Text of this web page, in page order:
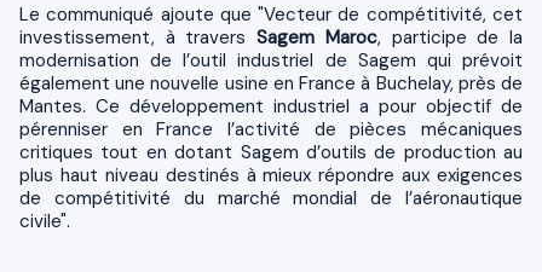
Le communiqué ajoute que "Vecteur de compétitivité, cet
investissement, à traversSagem Maroc, participe de la
modernisation de l’outil industriel de Sagem qui prévoit
également une nouvelle usine en France à Buchelay, près de
Mantes. Ce développement industriel a pour objectif de
pérenniser en France l’activité de pièces mécaniques
critiques tout en dotant Sagem d’outils de production au
plus haut niveau destinés à mieux répondre aux exigences
de compétitivité du marché mondial de l’aéronautique
civile".